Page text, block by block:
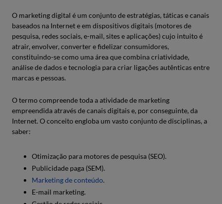
O marketing digital é um conjunto de estratégias, táticas e canais
baseados na Internet e em dispositivos digitais (motores de
pesquisa, redes sociais, e-mail, sites e aplicações) cujo intuito é
atrair, envolver, converter e fidelizar consumidores,
constituindo-se como uma área que combina criatividade,
análise de dados e tecnologia para criar ligações autênticas entre
marcas e pessoas.
O termo compreende toda a atividade de marketing
empreendida através de canais digitais e, por conseguinte, da
Internet. O conceito engloba um vasto conjunto de disciplinas, a
saber:
Otimização para motores de pesquisa (SEO).
Publicidade paga (SEM).
Marketing de conteúdo.
E-mail marketing.